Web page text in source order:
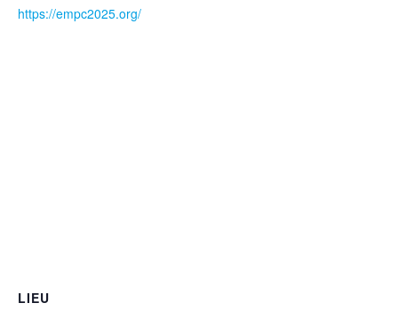
https://empc2025.org/
LIEU